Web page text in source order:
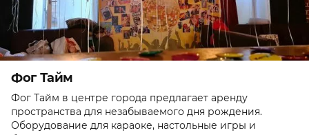
Фог Тайм
Фог Тайм в центре города предлагает аренду
пространства для незабываемого дня рождения.
Оборудование для караоке, настольные игры и